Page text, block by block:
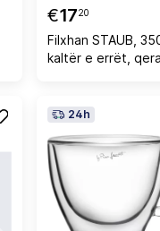
€1720
Filxhan STAUB,
kaltër e errët,
24h